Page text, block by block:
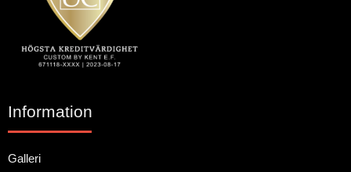
Information
Galleri